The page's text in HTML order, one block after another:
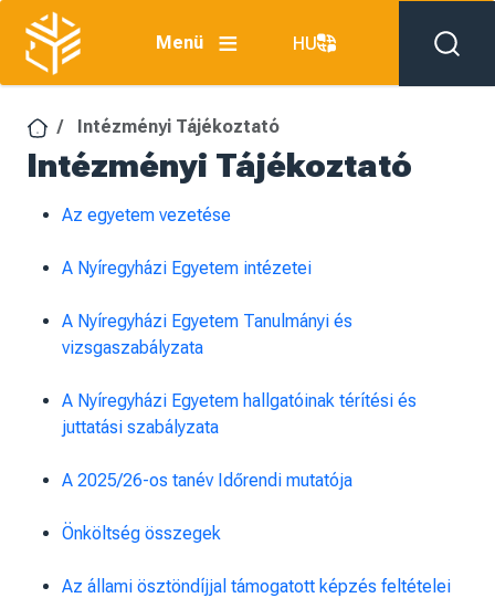
Ugrás a tartalomra
Menü
HU
Intézményi Tájékoztató
Intézményi Tájékoztató
Az egyetem vezetése
A Nyíregyházi Egyetem intézetei
A Nyíregyházi Egyetem Tanulmányi és
vizsgaszabályzata
A Nyíregyházi Egyetem hallgatóinak térítési és
juttatási szabályzata
A 2025/26-os tanév Időrendi mutatója
Önköltség összegek
Az állami ösztöndíjjal támogatott képzés feltételei